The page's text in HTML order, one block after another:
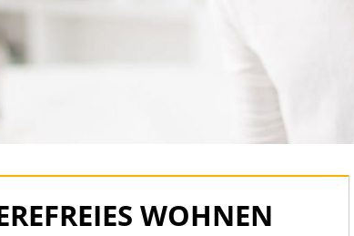
WOHNEN